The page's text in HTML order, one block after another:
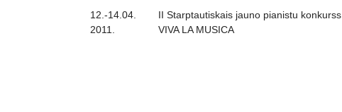
12.-14.04.
2011.
II Starptautiskais jauno pianistu konkurss
VIVA LA MUSICA